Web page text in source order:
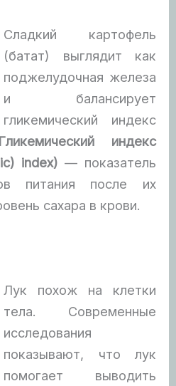
Сладкий картофель
(батат) выглядит как
поджелудочная железа
и балансирует
гликемический индекс
Гликемический индекс
index) — показатель
питания после их
сахара в крови.
Лук похож на клетки
тела. Современные
исследования
показывают, что лук
помогает выводить